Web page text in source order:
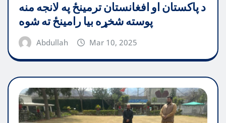
د پاکستان او افغانستان ترمینځ په لانجه منه
پوسته شخړه بیا رامینځ ته شوه
Abdullah Mar 10, 2025